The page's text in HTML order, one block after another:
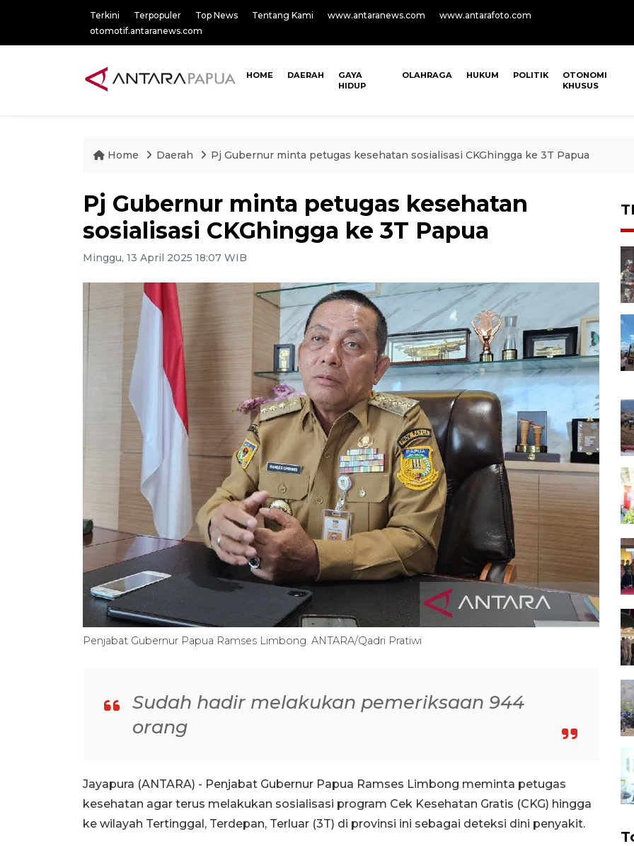
Terkini Terpopuler Top News Tentang Kami www.antaranews.com
www.antarafoto.com
otomotif.antaranews.com
HOME DAERAH
GAYA
HIDUP
OLAHRAGA HUKUM POLITIK
OTONOMI
KHUSUS
Home Daerah Pj Gubernur minta petugas kesehatan sosialisasi CKGhingga ke 3T Papua
Pj Gubernur minta petugas kesehatan
sosialisasi CKGhingga ke 3T Papua
Minggu, 13 April 2025 18:07 WIB
Penjabat Gubernur Papua Ramses Limbong. ANTARA/Qadri Pratiwi
Sudah hadir melakukan pemeriksaan 944
orang
Jayapura (ANTARA) - Penjabat Gubernur Papua Ramses Limbong meminta petugas
kesehatan agar terus melakukan sosialisasi program Cek Kesehatan Gratis (CKG) hingga
ke wilayah Tertinggal, Terdepan, Terluar (3T) di provinsi ini sebagai deteksi dini penyakit.